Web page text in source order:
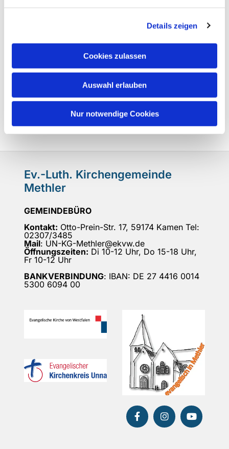
Details zeigen
Cookies zulassen
Auswahl erlauben
Nur notwendige Cookies
Ev.-Luth. Kirchengemeinde
Methler
GEMEINDEBÜRO
Kontakt: Otto-Prein-Str. 17, 59174 Kamen Tel:
02307/3485
Mail: UN-KG-Methler@ekvw.de
Öffnungszeiten: Di 10-12 Uhr, Do 15-18 Uhr,
Fr 10-12 Uhr
BANKVERBINDUNG: IBAN: DE 27 4416 0014
5300 6094 00